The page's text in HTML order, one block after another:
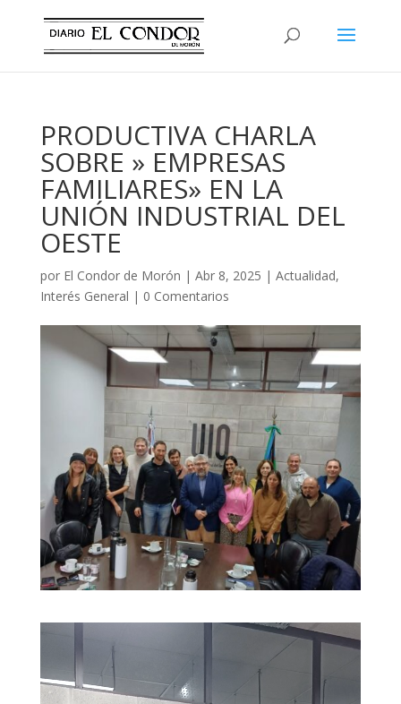
PRODUCTIVA CHARLA
SOBRE » EMPRESAS
FAMILIARES» EN LA
UNIÓN INDUSTRIAL DEL
OESTE
por El Condor de Morón | Abr 8, 2025 | Actualidad,
Interés General | 0 Comentarios